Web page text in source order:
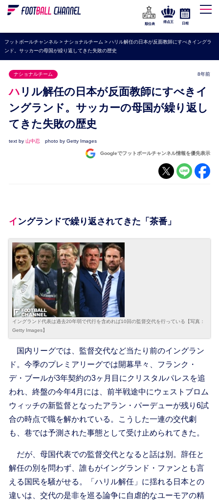
WEリーグ
海外サッカー
プレミアリーグ
ラ・リーガ
セリエA
ブンデスリーガ
UEFA
ナショナルチーム
順位表
得点王 日程
フットボールチャンネル> ナショナルチーム > ハリル解任の日本が反面教師にすべきイングラ
ンド。サッカーの母国が繰り返してきた失敗の歴史
ナショナルチーム 8年前
ハリル解任の日本が反面教師にすべきイ
ングランド。サッカーの母国が繰り返し
てきた失敗の歴史
text by 山中忍 photo by Getty Images
Googleでフットボールチャンネル情報を優先表示
イングランドで繰り返されてきた「茶番」
イングランド代表は過去20年弱で代行を含めれば10回の監督交代を行っている【写真：
Getty Images】
国内リーグでは、監督交代など当たり前のイングラン
ド。今季のプレミアリーグでは開幕早々、フランク・
デ・ブールが3年契約の3ヶ月目にクリスタルパレスを追
われ、終盤の今年4月には、前半戦途中にウェストブロム
ウィッチの新監督となったアラン・パーデューが残り6試
合の時点で職を解かれている。こうした一連の交代劇
も、巷では予測された事態として受け止められてきた。
だが、母国代表での監督交代となると話は別。辞任と
解任の別を問わず、誰もがイングランド・ファンとも言
える国民を騒がせる。「ハリル解任」に揺れる日本との
違いは、交代の是非を巡る論争に自虐的なユーモアの精